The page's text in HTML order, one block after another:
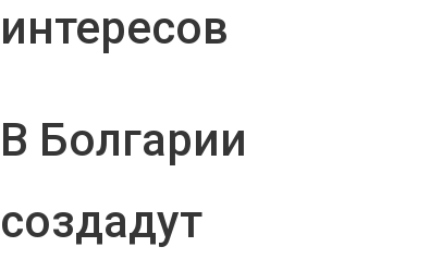
интересов
В Болгарии
создадут